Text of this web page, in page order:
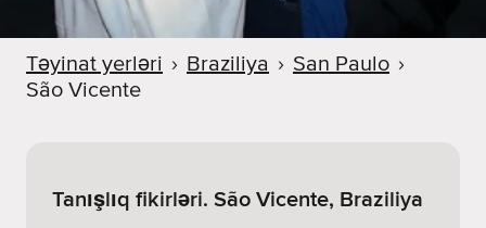
Təyinat yerləri › Braziliya › San Paulo ›
São Vicente
Tanışlıq fikirləri. São Vicente, Braziliya